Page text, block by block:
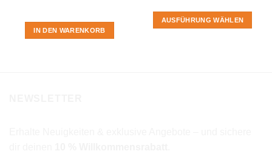
IN DEN WARENKORB
AUSFÜHRUNG WÄHLEN